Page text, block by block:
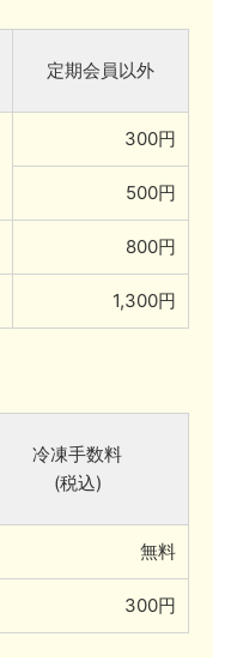
定期会員以外
300円
500円
800円
1,300円
冷凍手数料
(税込)
無料
300円